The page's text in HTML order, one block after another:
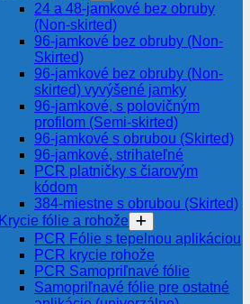
24 a 48-jamkové bez obruby
(Non-skirted)
96-jamkové bez obruby (Non-
Skirted)
96-jamkové bez obruby (Non-
skirted) vyvýšené jamky
96-jamkové, s polovičným
profilom (Semi-skirted)
96-jamkové s obrubou (Skirted)
96-jamkové, strihateľné
PCR platničky s čiarovým
kódom
384-miestne s obrubou (Skirted)
Krycie fólie a rohože
PCR Fólie s tepelnou aplikáciou
PCR krycie rohože
PCR Samopriľnavé fólie
Samopriľnavé fólie pre ostatné